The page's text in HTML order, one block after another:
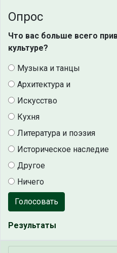
Опрос
Что вас больше всего
культуре?
Музыка и танцы
Архитектура и
Искусство
Кухня
Литература и поэзия
Историческое наследие
Другое
Ничего
Голосовать
Результаты